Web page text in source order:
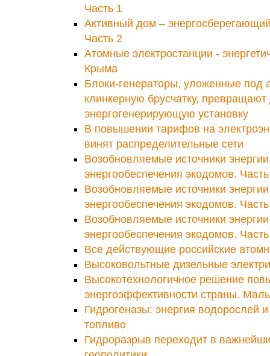
Часть 1
Активный дом –
Часть 2
Атомные электростанции -
Крыма
Блоки-генераторы, уложенные под
клинкерную брусчатку, превращают
энергогенерирующую установку
В повышении тарифов на
винят распределительные сети
Возобновляемые источники
энергообеспечения экодомов.
Возобновляемые источники
энергообеспечения экодомов.
Возобновляемые источники
энергообеспечения экодомов.
Все действующие российские
Высоковольтные дизельные
Высокотехнологичное решение
энергоэффективности страны.
Гидрогеназы: энергия водорослей
топливо
Гидроразрыв переходит в